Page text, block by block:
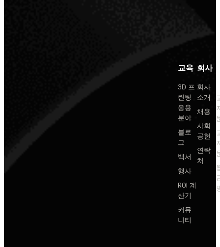
교육
3D 프
린팅
응용
분야
블로
그
백서
행사
ROI 계
산기
커뮤
니티
회사
회사
소개
채용
사회
공헌
연락
처